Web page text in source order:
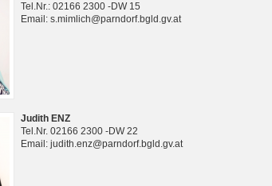
Tel.Nr.: 02166 2300 -DW 15
Email: s.mimlich@parndorf.bgld.gv.at
Judith ENZ
Tel.Nr. 02166 2300 -DW 22
Email: judith.enz@parndorf.bgld.gv.at